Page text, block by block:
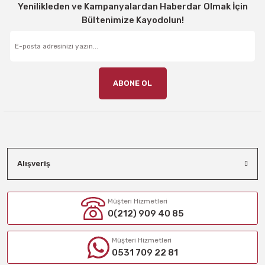
Yenilikleden ve Kampanyalardan Haberdar Olmak İçin
Bültenimize Kayodolun!
ABONE OL
Alışveriş
Müşteri Hizmetleri
0(212) 909 40 85
Müşteri Hizmetleri
0531 709 22 81